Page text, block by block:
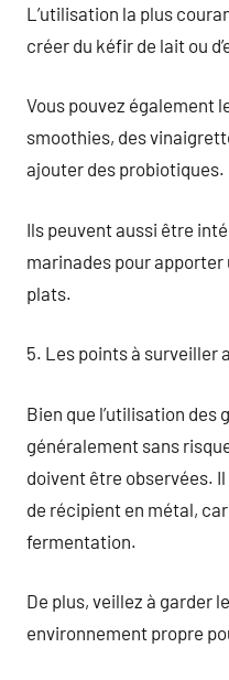
L’utilisation la plus
créer du kéfir de lait ou
Vous pouvez également
smoothies, des
ajouter des probiotiques.
Ils peuvent aussi être
marinades pour
plats.
5. Les points à surveiller
Bien que l’utilisation des
généralement sans
doivent être observées.
de récipient en métal,
fermentation.
De plus, veillez à garder
environnement propre